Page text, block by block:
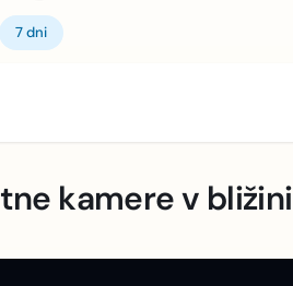
7 dni
kamere v bližini